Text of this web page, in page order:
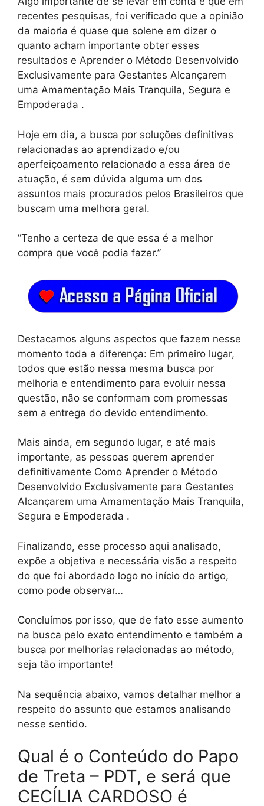
recentes pesquisas, foi verificado que a opinião
da maioria é quase que solene em dizer o
quanto acham importante obter esses
resultados e Aprender o Método Desenvolvido
Exclusivamente para Gestantes Alcançarem
uma Amamentação Mais Tranquila, Segura e
Empoderada .
Hoje em dia, a busca por soluções definitivas
relacionadas ao aprendizado e/ou
aperfeiçoamento relacionado a essa área de
atuação, é sem dúvida alguma um dos
assuntos mais procurados pelos Brasileiros que
buscam uma melhora geral.
“Tenho a certeza de que essa é a melhor
compra que você podia fazer.”
Destacamos alguns aspectos que fazem nesse
momento toda a diferença: Em primeiro lugar,
todos que estão nessa mesma busca por
melhoria e entendimento para evoluir nessa
questão, não se conformam com promessas
sem a entrega do devido entendimento.
Mais ainda, em segundo lugar, e até mais
importante, as pessoas querem aprender
definitivamente Como Aprender o Método
Desenvolvido Exclusivamente para Gestantes
Alcançarem uma Amamentação Mais Tranquila,
Segura e Empoderada .
Finalizando, esse processo aqui analisado,
expõe a objetiva e necessária visão a respeito
do que foi abordado logo no início do artigo,
como pode observar…
Concluímos por isso, que de fato esse aumento
na busca pelo exato entendimento e também a
busca por melhorias relacionadas ao método,
seja tão importante!
Na sequência abaixo, vamos detalhar melhor a
respeito do assunto que estamos analisando
nesse sentido.
Qual é o Conteúdo do Papo
de Treta – PDT, e será que
CECÍLIA CARDOSO é